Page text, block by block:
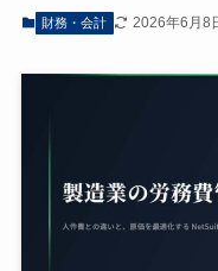
財務・会計 2026年6月8